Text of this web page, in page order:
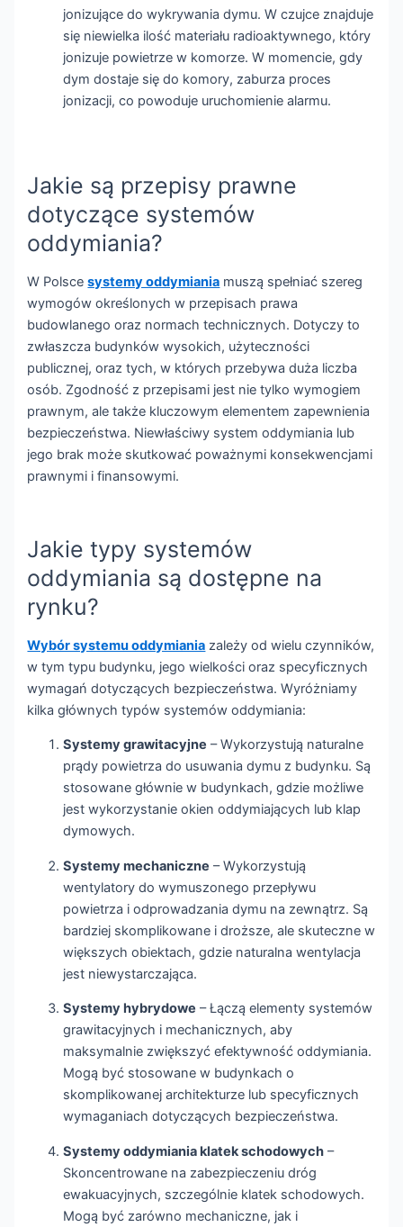
jonizujące do wykrywania dymu. W czujce znajduje
się niewielka ilość materiału radioaktywnego, który
jonizuje powietrze w komorze. W momencie, gdy
dym dostaje się do komory, zaburza proces
jonizacji, co powoduje uruchomienie alarmu.
Jakie są przepisy prawne
dotyczące systemów
oddymiania?
W Polscesystemy oddymiania muszą spełniać szereg
wymogów określonych w przepisach prawa
budowlanego oraz normach technicznych. Dotyczy to
zwłaszcza budynków wysokich, użyteczności
publicznej, oraz tych, w których przebywa duża liczba
osób. Zgodność z przepisami jest nie tylko wymogiem
prawnym, ale także kluczowym elementem zapewnienia
bezpieczeństwa. Niewłaściwy system oddymiania lub
jego brak może skutkować poważnymi konsekwencjami
prawnymi i finansowymi.
Jakie typy systemów
oddymiania są dostępne na
rynku?
Wybór systemu oddymiania zależy od wielu czynników,
w tym typu budynku, jego wielkości oraz specyficznych
wymagań dotyczących bezpieczeństwa. Wyróżniamy
kilka głównych typów systemów oddymiania:
Systemy grawitacyjne – Wykorzystują naturalne
prądy powietrza do usuwania dymu z budynku. Są
stosowane głównie w budynkach, gdzie możliwe
jest wykorzystanie okien oddymiających lub klap
dymowych.
Systemy mechaniczne – Wykorzystują
wentylatory do wymuszonego przepływu
powietrza i odprowadzania dymu na zewnątrz. Są
bardziej skomplikowane i droższe, ale skuteczne w
większych obiektach, gdzie naturalna wentylacja
jest niewystarczająca.
Systemy hybrydowe – Łączą elementy systemów
grawitacyjnych i mechanicznych, aby
maksymalnie zwiększyć efektywność oddymiania.
Mogą być stosowane w budynkach o
skomplikowanej architekturze lub specyficznych
wymaganiach dotyczących bezpieczeństwa.
Systemy oddymiania klatek schodowych –
Skoncentrowane na zabezpieczeniu dróg
ewakuacyjnych, szczególnie klatek schodowych.
Mogą być zarówno mechaniczne, jak i